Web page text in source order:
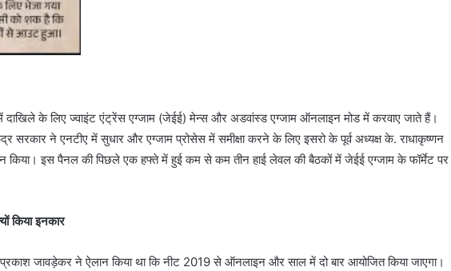
के लिए ज्वाइंट एंट्रेंस एग्जाम (जेईई) मेन्स और अडवांस्ड एग्जाम ऑनलाइन मोड में करवाए जाते हैं।
सरकार ने एनटीए में सुधार और एग्जाम प्रोसेस में समीक्षा करने के लिए इसरो के पूर्व अध्यक्ष के. राधाकृष्णन
किया। इस पैनल की पिछले एक हफ्ते में हुई कम से कम तीन हाई लेवल की बैठकों में जेईई एग्जाम के फॉर्मेट पर
किया इनकार
जावड़ेकर ने ऐलान किया था कि नीट 2019 से ऑनलाइन और साल में दो बार आयोजित किया जाएगा।